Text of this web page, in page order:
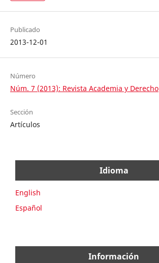
Publicado
2013-12-01
Número
Núm. 7 (2013): Revista Academia y Derecho
Sección
Artículos
Idioma
English
Español
Información